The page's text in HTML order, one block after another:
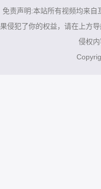
免责声明:本站所有视频均来自
果侵犯了你的权益，请在上方
侵权内